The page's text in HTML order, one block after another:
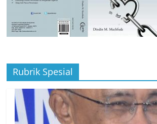
Rubrik Spesial